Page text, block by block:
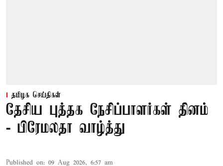
தமிழக செய்திகள்
தேசிய புத்தக நேசிப்பாளர்கள் தினம்
- பிரேமலதா வாழ்த்து
Published on: 09 Aug 2026, 6:57 am